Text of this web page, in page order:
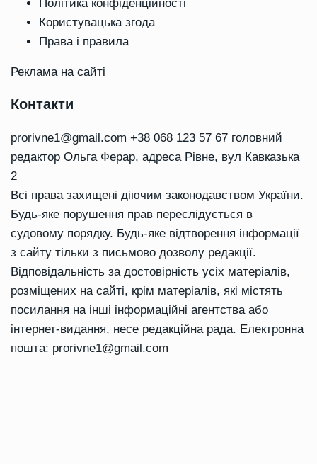
Політика конфіденційності
Користувацька згода
Права і правила
Реклама на сайті
Контакти
prorivne1@gmail.com +38 068 123 57 67 головний
редактор Ольга Ферар, адреса Рівне, вул Кавказька
2
Всі права захищені діючим законодавством України.
Будь-яке порушення прав переслідується в
судовому порядку. Будь-яке відтворення інформації
з сайту тільки з письмово дозволу редакції.
Відповідальність за достовірність усіх матеріалів,
розміщених на сайті, крім матеріалів, які містять
посилання на інші інформаційні агентства або
інтернет-видання, несе редакційна рада. Електронна
пошта: prorivne1@gmail.com